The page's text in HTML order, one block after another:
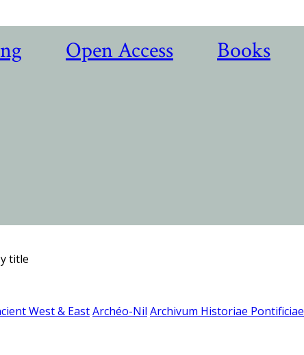
Open Access Books
title
West & EastArchéo-Nil Archivum Historiae Pontificiae